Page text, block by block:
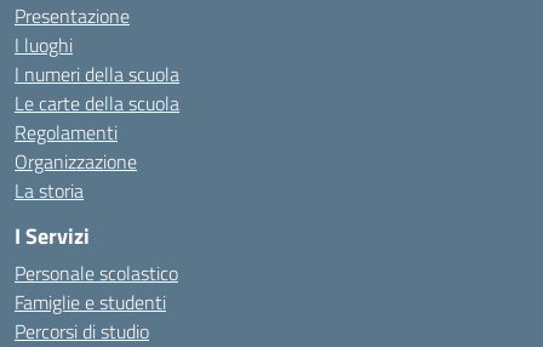
Presentazione
I luoghi
I numeri della scuola
Le carte della scuola
Regolamenti
Organizzazione
La storia
I Servizi
Personale scolastico
Famiglie e studenti
Percorsi di studio